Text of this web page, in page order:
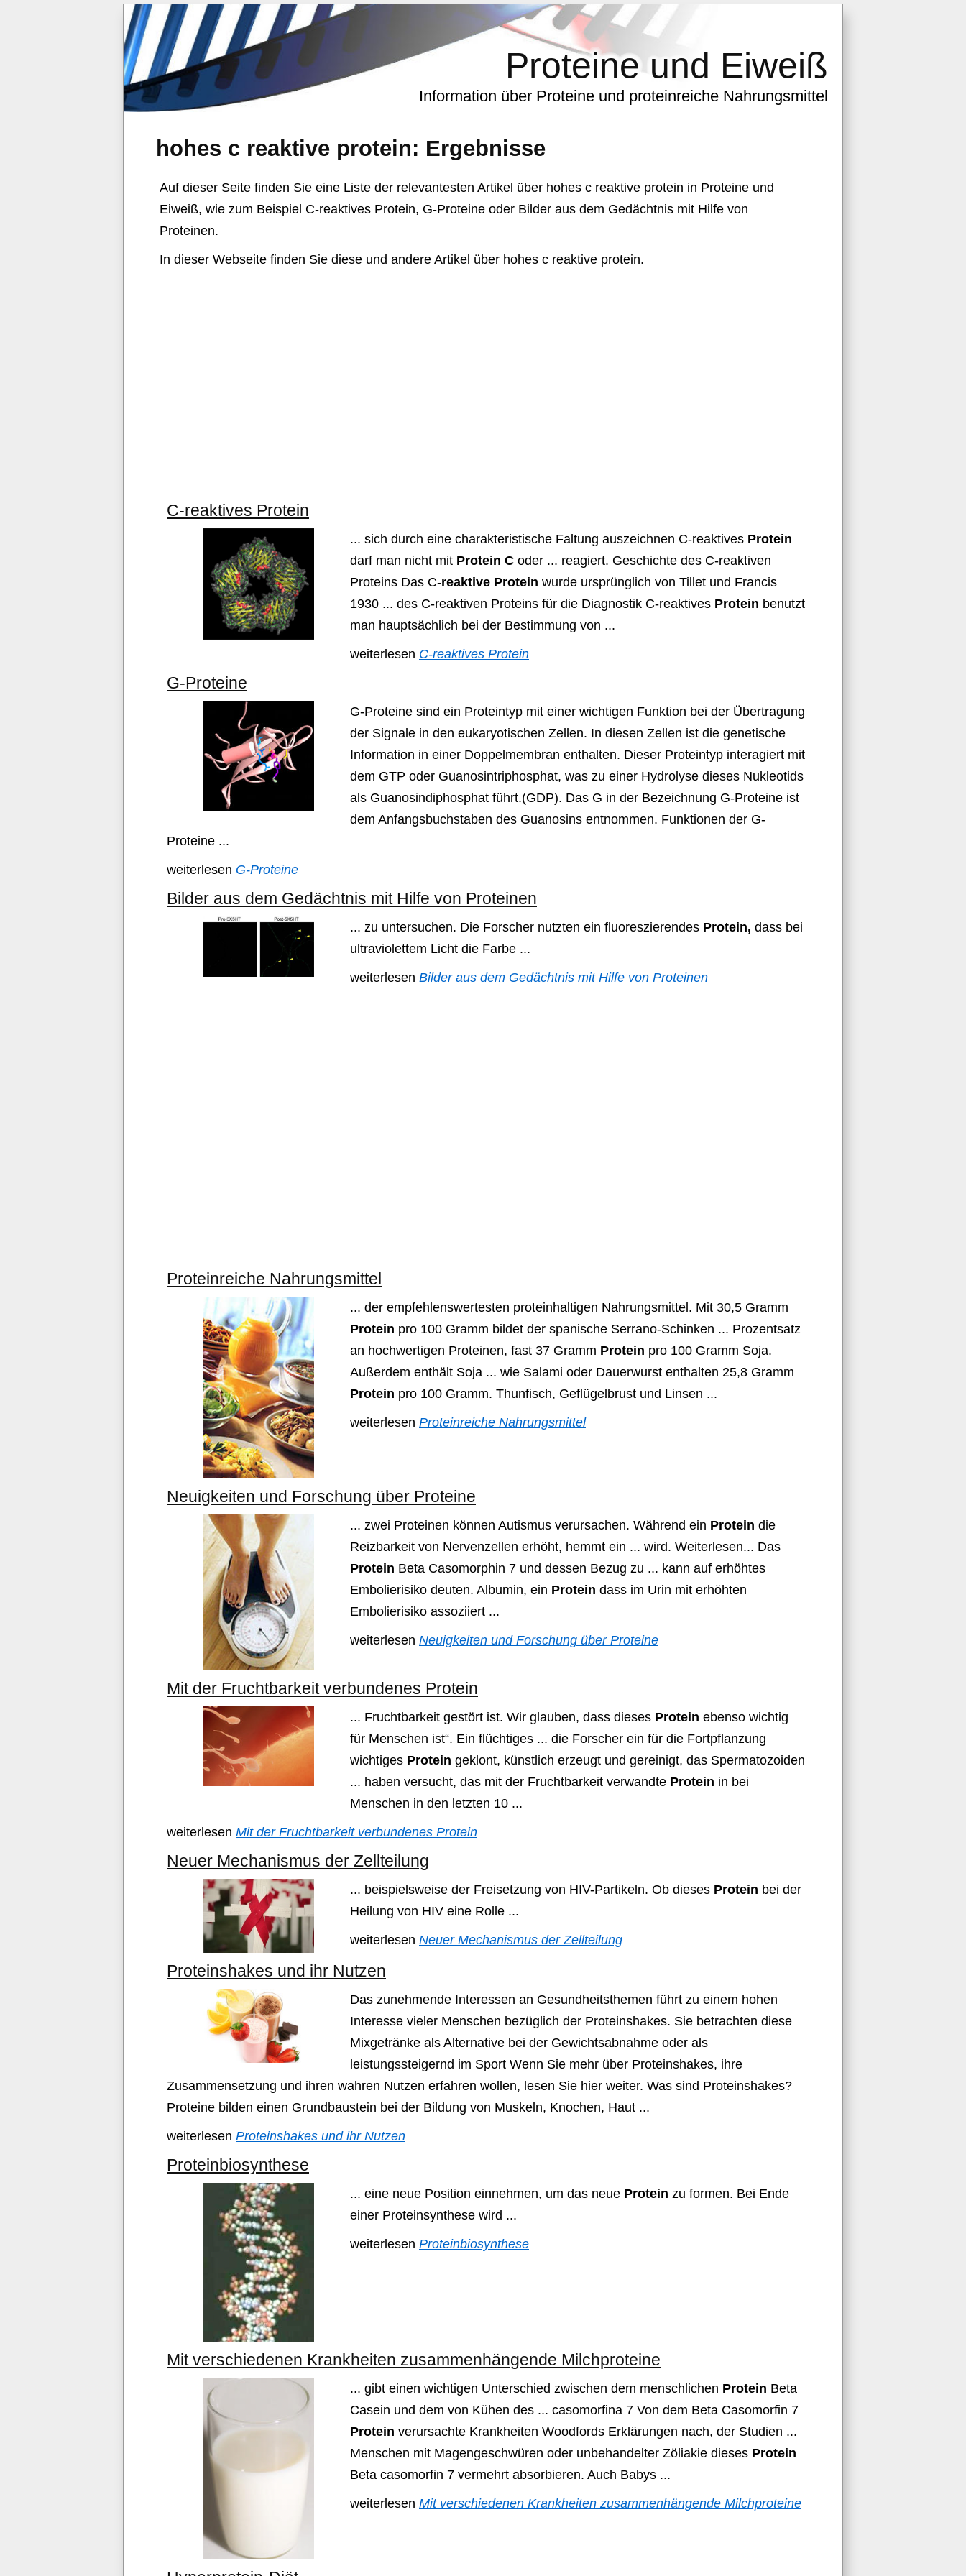
hohes c reaktive protein: Ergebnisse
Proteine und Eiweiß
Information über Proteine und proteinreiche Nahrungsmittel
Auf dieser Seite finden Sie eine Liste der relevantesten Artikel über hohes c reaktive protein in Proteine und
Eiweiß, wie zum Beispiel C-reaktives Protein, G-Proteine oder Bilder aus dem Gedächtnis mit Hilfe von
Proteinen.
In dieser Webseite finden Sie diese und andere Artikel über hohes c reaktive protein.
C-reaktives Protein
... sich durch eine charakteristische Faltung auszeichnen C-reaktives Protein
darf man nicht mit Protein C oder ... reagiert. Geschichte des C-reaktiven
Proteins Das C-reaktive Protein wurde ursprünglich von Tillet und Francis
1930 ... des C-reaktiven Proteins für die Diagnostik C-reaktives Protein benutzt
man hauptsächlich bei der Bestimmung von ...
weiterlesen C-reaktives Protein
G-Proteine
G-Proteine sind ein Proteintyp mit einer wichtigen Funktion bei der Übertragung
der Signale in den eukaryotischen Zellen. In diesen Zellen ist die genetische
Information in einer Doppelmembran enthalten. Dieser Proteintyp interagiert mit
dem GTP oder Guanosintriphosphat, was zu einer Hydrolyse dieses Nukleotids
als Guanosindiphosphat führt.(GDP). Das G in der Bezeichnung G-Proteine ist
dem Anfangsbuchstaben des Guanosins entnommen. Funktionen der G-
Proteine ...
weiterlesen G-Proteine
Bilder aus dem Gedächtnis mit Hilfe von Proteinen
... zu untersuchen. Die Forscher nutzten ein fluoreszierendes Protein, dass bei
ultraviolettem Licht die Farbe ...
weiterlesen Bilder aus dem Gedächtnis mit Hilfe von Proteinen
Proteinreiche Nahrungsmittel
... der empfehlenswertesten proteinhaltigen Nahrungsmittel. Mit 30,5 Gramm
Protein pro 100 Gramm bildet der spanische Serrano-Schinken ... Prozentsatz
an hochwertigen Proteinen, fast 37 Gramm Protein pro 100 Gramm Soja.
Außerdem enthält Soja ... wie Salami oder Dauerwurst enthalten 25,8 Gramm
Protein pro 100 Gramm. Thunfisch, Geflügelbrust und Linsen ...
weiterlesen Proteinreiche Nahrungsmittel
Neuigkeiten und Forschung über Proteine
... zwei Proteinen können Autismus verursachen. Während ein Protein die
Reizbarkeit von Nervenzellen erhöht, hemmt ein ... wird. Weiterlesen... Das
Protein Beta Casomorphin 7 und dessen Bezug zu ... kann auf erhöhtes
Embolierisiko deuten. Albumin, ein Protein dass im Urin mit erhöhten
Embolierisiko assoziiert ...
weiterlesen Neuigkeiten und Forschung über Proteine
Mit der Fruchtbarkeit verbundenes Protein
... Fruchtbarkeit gestört ist. Wir glauben, dass dieses Protein ebenso wichtig
für Menschen ist“. Ein flüchtiges ... die Forscher ein für die Fortpflanzung
wichtiges Protein geklont, künstlich erzeugt und gereinigt, das Spermatozoiden
... haben versucht, das mit der Fruchtbarkeit verwandte Protein in bei
Menschen in den letzten 10 ...
weiterlesen Mit der Fruchtbarkeit verbundenes Protein
Neuer Mechanismus der Zellteilung
... beispielsweise der Freisetzung von HIV-Partikeln. Ob dieses Protein bei der
Heilung von HIV eine Rolle ...
weiterlesen Neuer Mechanismus der Zellteilung
Proteinshakes und ihr Nutzen
Das zunehmende Interessen an Gesundheitsthemen führt zu einem hohen
Interesse vieler Menschen bezüglich der Proteinshakes. Sie betrachten diese
Mixgetränke als Alternative bei der Gewichtsabnahme oder als
leistungssteigernd im Sport Wenn Sie mehr über Proteinshakes, ihre
Zusammensetzung und ihren wahren Nutzen erfahren wollen, lesen Sie hier weiter. Was sind Proteinshakes?
Proteine bilden einen Grundbaustein bei der Bildung von Muskeln, Knochen, Haut ...
weiterlesen Proteinshakes und ihr Nutzen
Proteinbiosynthese
... eine neue Position einnehmen, um das neue Protein zu formen. Bei Ende
einer Proteinsynthese wird ...
weiterlesen Proteinbiosynthese
Mit verschiedenen Krankheiten zusammenhängende Milchproteine
... gibt einen wichtigen Unterschied zwischen dem menschlichen Protein Beta
Casein und dem von Kühen des ... casomorfina 7 Von dem Beta Casomorfin 7
Protein verursachte Krankheiten Woodfords Erklärungen nach, der Studien ...
Menschen mit Magengeschwüren oder unbehandelter Zöliakie dieses Protein
Beta casomorfin 7 vermehrt absorbieren. Auch Babys ...
weiterlesen Mit verschiedenen Krankheiten zusammenhängende Milchproteine